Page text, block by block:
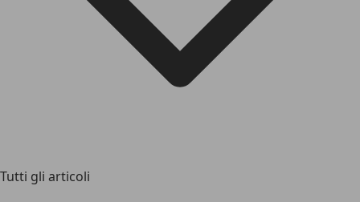
Tutti gli articoli